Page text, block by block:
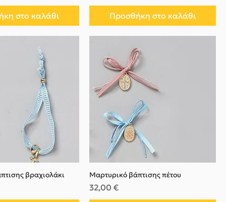
στο καλάθι Προσθήκη στο καλάθι
βραχιολάκι Μαρτυρικό βάπτισης πέτου
Τιμή
32,00 €